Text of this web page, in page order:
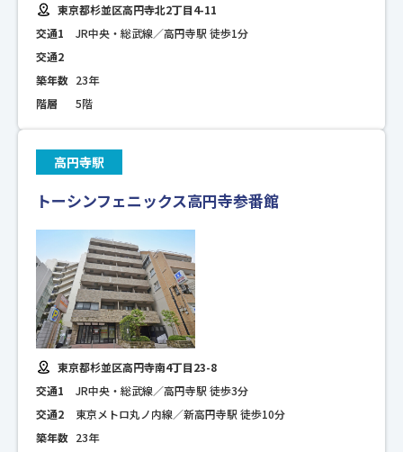
東京都杉並区高円寺北2丁目4-11
交通1
JR中央・総武線／高円寺駅 徒歩1分
交通2
築年数 23年
階層
5階
高円寺駅
トーシンフェニックス高円寺参番館
東京都杉並区高円寺南4丁目23-8
交通1
JR中央・総武線／高円寺駅 徒歩3分
交通2
東京メトロ丸ノ内線／新高円寺駅 徒歩10分
築年数 23年